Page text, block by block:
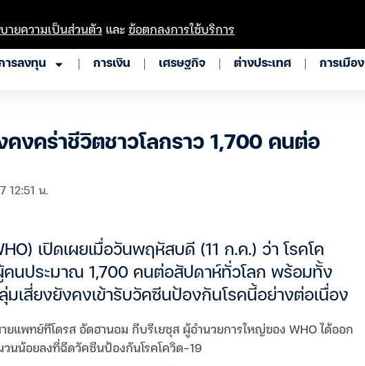
ารลงทุน การเงิน เศรษฐกิจ ต่างประเทศ การเมือง
คงคร่าชีวิตชาวโลกราว 1,700 คนต่อ
12:51 น.
เปิดเผยเมื่อวันพฤหัสบดี (11 ก.ค.) ว่า โรคโค
นประมาณ 1,700 คนต่อสัปดาห์ทั่วโลก พร้อมทั้ง
มเสี่ยงยังคงเข้ารับวัคซีนป้องกันโรคนี้อย่างต่อเนื่อง
ยแพทย์ทีโดรส อัดฮานอม กีบรีเยซุส ผู้อำนวยการใหญ่ของ WHO ได้ออก
นน้อยลงที่ฉีดวัคซีนป้องกันโรคโควิด-19
ายความเป็นส่วนตัว และข้อตกลงการใช้บริการ